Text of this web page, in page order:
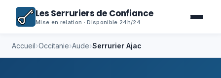
Les Serruriers de Confiance
Mise en relation · Disponible 24h/24
Accueil›Occitanie›Aude›Serrurier Ajac